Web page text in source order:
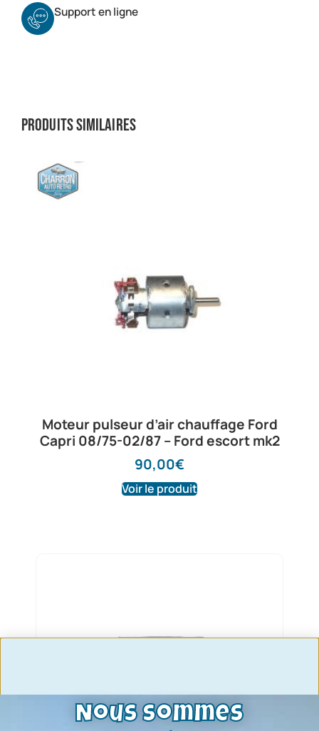
Support en ligne
Produits similaires
Moteur pulseur d’air chauffage Ford
Capri 08/75-02/87 – Ford escort mk2
90,00€
Voir le produit
Nous sommes